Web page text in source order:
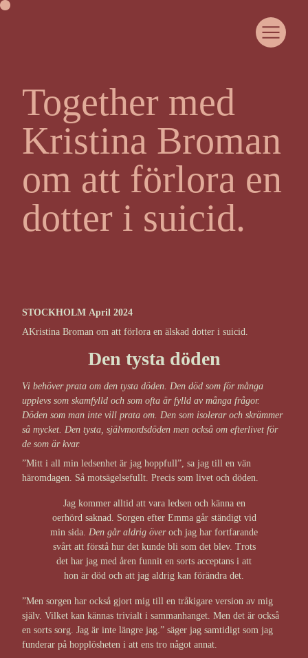
OM HEJA LIVET
COMMUNITY
SAMARBETA MED OSS
CASE
JUST NU
MEDLEMSPORTAL
KONTAKT
Together med
Kristina Broman
om att förlora en
dotter i suicid.
STOCKHOLM April 2024
AKristina Broman om att förlora en älskad dotter i suicid.
Den tysta döden
Vi behöver prata om den tysta döden. Den död som för många
upplevs som skamfylld och som ofta är fylld av många frågor.
Döden som man inte vill prata om. Den som isolerar och skrämmer
så mycket. Den tysta, självmordsdöden men också om efterlivet för
de som är kvar.
”Mitt i all min ledsenhet är jag hoppfull”, sa jag till en vän
häromdagen. Så motsägelsefullt. Precis som livet och döden.
Jag kommer alltid att vara ledsen och känna en
oerhörd saknad. Sorgen efter Emma går ständigt vid
min sida. Den går aldrig överoch jag har fortfarande
svårt att förstå hur det kunde bli som det blev. Trots
det har jag med åren funnit en sorts acceptans i att
hon är död och att jag aldrig kan förändra det.
”Men sorgen har också gjort mig till en tråkigare version av mig
själv. Vilket kan kännas trivialt i sammanhanget. Men det är också
en sorts sorg. Jag är inte längre jag.” säger jag samtidigt som jag
funderar på hopplösheten i att ens tro något annat.